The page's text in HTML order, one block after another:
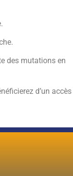
des mutations en
d’un accès